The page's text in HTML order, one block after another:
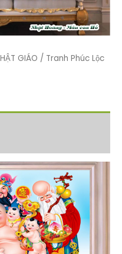
GIÁO / Tranh Phúc Lộc